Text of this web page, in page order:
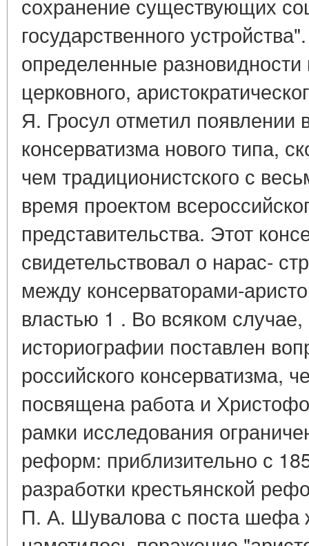
сохранение существующих
государственного
определенные разновидности
церковного,
Я. Гросул отметил
консерватизма нового типа,
чем традиционистского с
время проектом
представительства. Этот
свидетельствовал о нарас-
между консерваторами-
властью 1 . Во всяком случае,
историографии поставлен
российского консерватизма,
посвящена работа и
рамки исследования
реформ: приблизительно с
разработки крестьянской
П. А. Шувалова с поста шефа